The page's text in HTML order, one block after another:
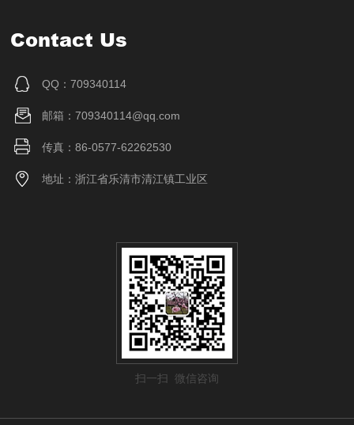
Contact Us
QQ：709340114
邮箱：709340114@qq.com
传真：86-0577-62262530
地址：浙江省乐清市清江镇工业区
扫一扫 微信咨询